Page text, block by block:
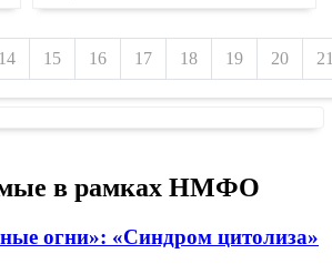
14 15 16 17 18 19 20 21
в рамках НМФО
огни»: «Синдром цитолиза»